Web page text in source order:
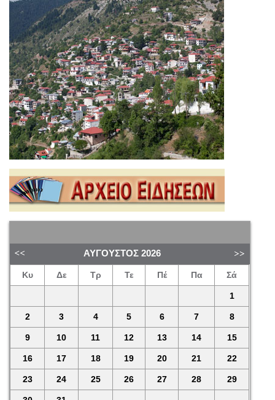
ΑΎΓΟΥΣΤΟΣ 2026
Κυ Δε Τρ Τε Πέ Πα Σά
1
2 3 4 5 6 7 8
9 10 11 12 13 14 15
16 17 18 19 20 21 22
23 24 25 26 27 28 29